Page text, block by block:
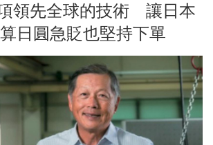
領先全球的技術 讓日本
日圓急貶也堅持下單